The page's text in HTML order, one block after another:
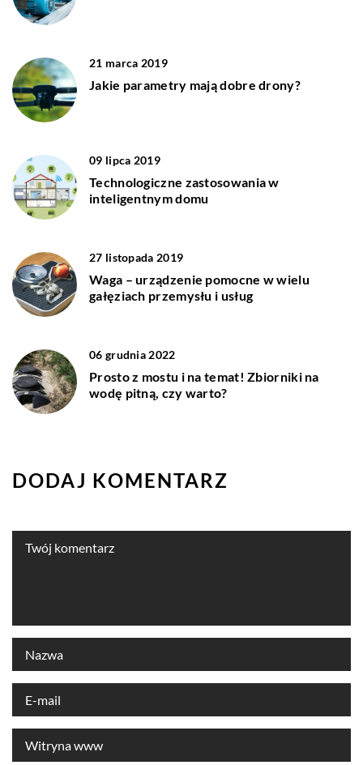
21 marca 2019
Jakie parametry mają dobre drony?
09 lipca 2019
Technologiczne zastosowania w
inteligentnym domu
27 listopada 2019
Waga – urządzenie pomocne w wielu
gałęziach przemysłu i usług
06 grudnia 2022
Prosto z mostu i na temat! Zbiorniki na
wodę pitną, czy warto?
DODAJ KOMENTARZ